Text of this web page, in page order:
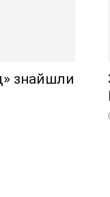
знайшли